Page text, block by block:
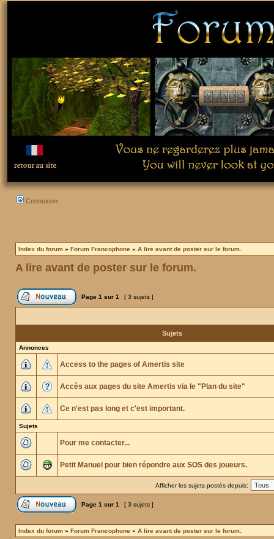
Connexion
Index du forum » Forum Francophone » A lire avant de poster sur le forum.
A lire avant de poster sur le forum.
Page 1 sur 1 [ 3 sujets ]
Sujets
Annonces
Access to the pages of Amertis site
Accès aux pages du site Amertis via le "Plan du site"
Ce n'est pas long et c'est important.
Sujets
Pour me contacter...
Petit Manuel pour bien répondre aux SOS des joueurs.
Afficher les sujets postés depuis:
Page 1 sur 1 [ 3 sujets ]
Index du forum » Forum Francophone » A lire avant de poster sur le forum.